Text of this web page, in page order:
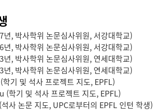
, 박사학위 논문심사위원, 서강대학교)
, 박사학위 논문심사위원, 서강대학교)
, 박사학위 논문심사위원, 연세대학교)
, 박사학위 논문심사위원, 연세대학교)
기 및 석사 프로젝트 지도, EPFL)
학기 및 석사 프로젝트 지도, EPFL)
사 논문 지도, UPC로부터의 EPFL 인턴 학생)